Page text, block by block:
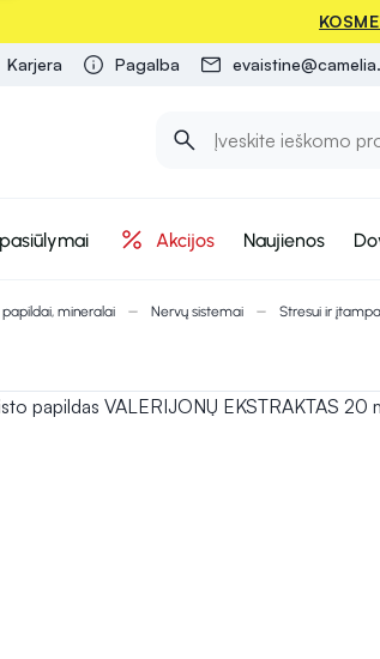
Karjera Pagalba
Akcijos Naujienos
mineralai Nervų sistemai Stresui ir